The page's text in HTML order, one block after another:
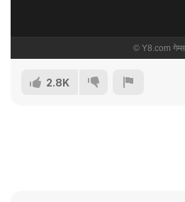
2.8K